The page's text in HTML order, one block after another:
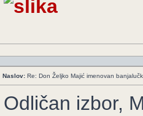
Naslov: Re: Don Željko Majić imenovan
Odličan izbor,